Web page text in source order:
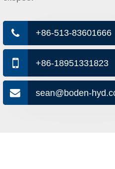
+86-513-83601666
+86-18951331823
sean@boden-